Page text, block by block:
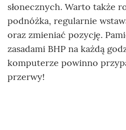
słonecznych. Warto także
podnóżka, regularnie
oraz zmieniać pozycję.
zasadami BHP na każdą
komputerze powinno
przerwy!